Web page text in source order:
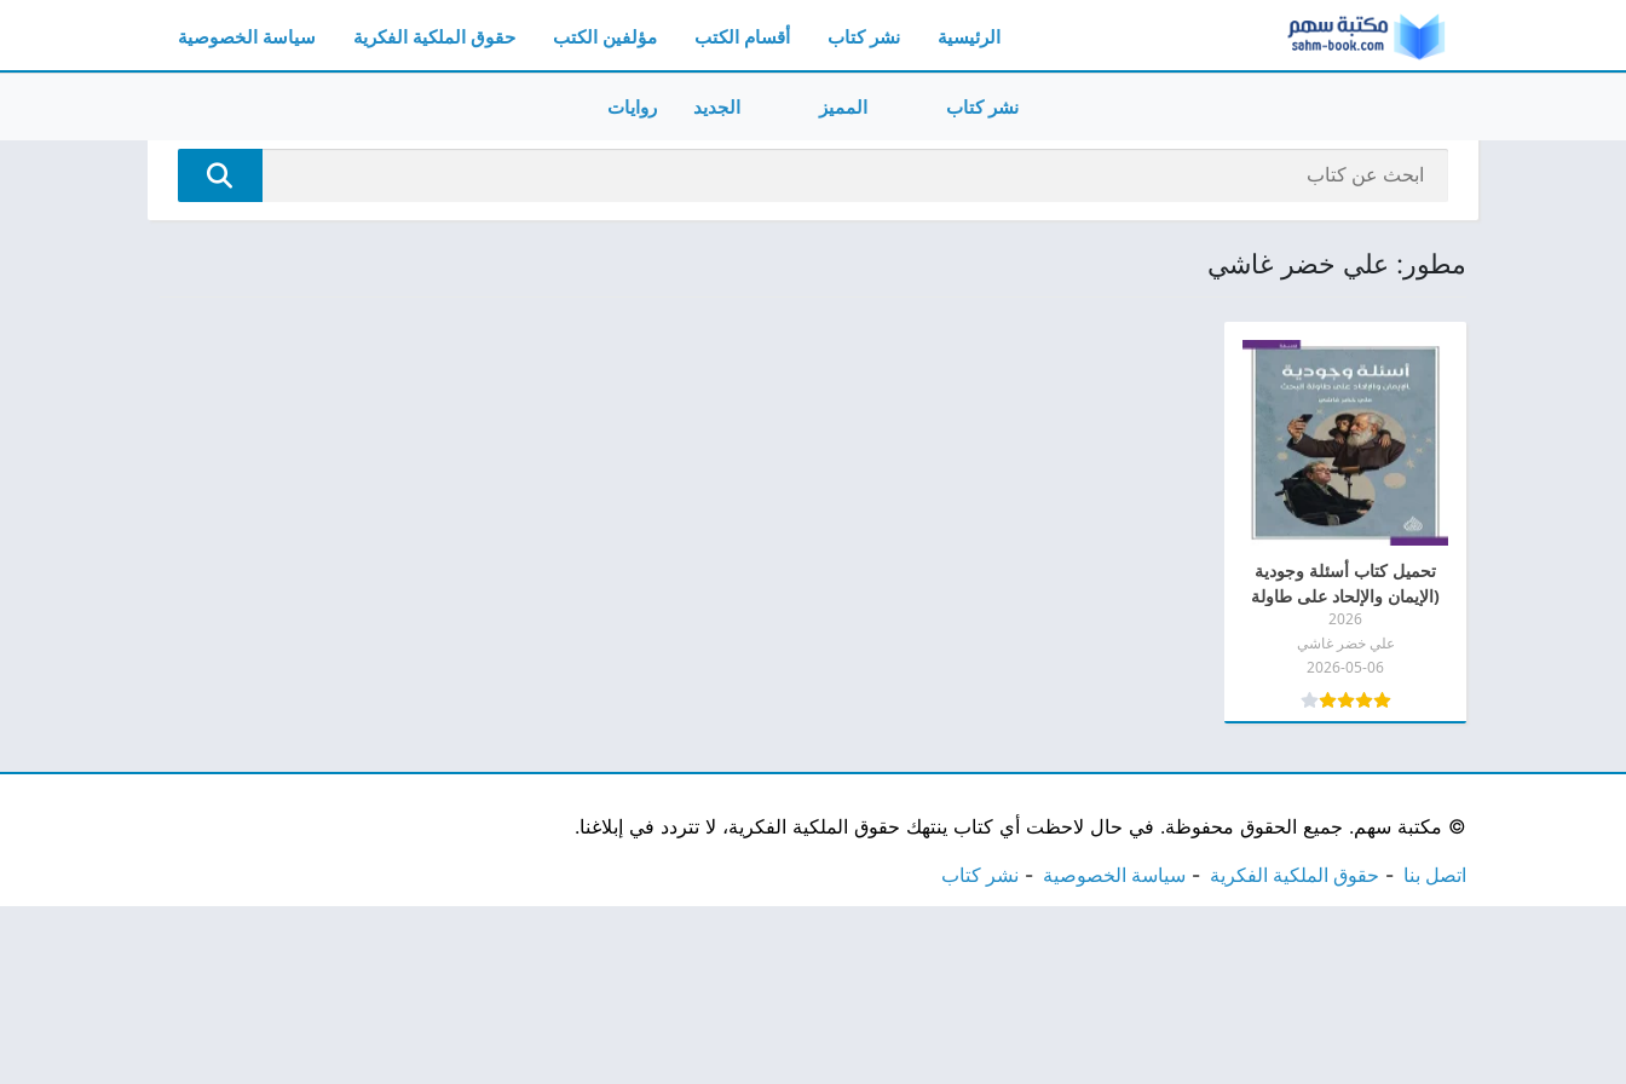
الرئيسية نشر كتاب أقسام الكتب مؤلفين الكتب حقوق الملكية الفكرية سياسة الخصوصية
نشر كتاب المميز الجديد روايات
مطور: علي خضر غاشي
تحميل كتاب أسئلة وجودية
(الإيمان والإلحاد على طاولة
البحث) pdf
2026
علي خضر غاشي
2026-05-06
© مكتبة سهم. جميع الحقوق محفوظة. في حال لاحظت أي كتاب ينتهك حقوق الملكية الفكرية، لا تتردد في إبلاغنا.
اتصل بنا حقوق الملكية الفكرية سياسة الخصوصية نشر كتاب